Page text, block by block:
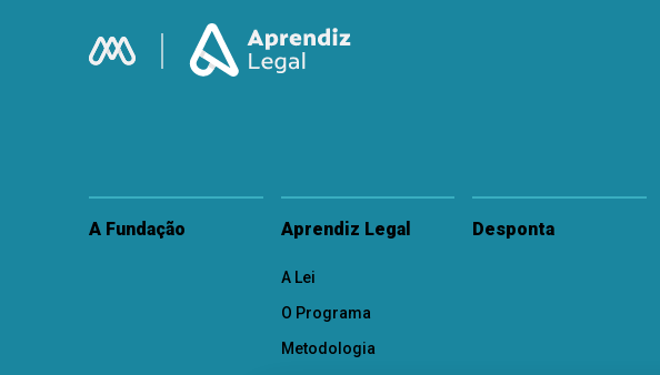
A Fundação Aprendiz Legal
A Lei
O Programa
Metodologia
Desponta